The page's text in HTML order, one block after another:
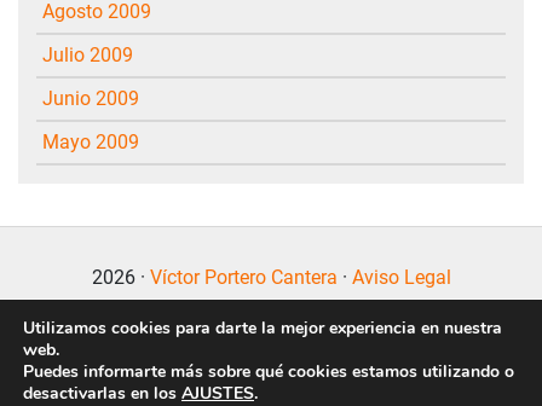
agosto 2009
julio 2009
junio 2009
mayo 2009
2026 · Víctor Portero Cantera · Aviso Legal
Utilizamos cookies para darte la mejor experiencia en nuestra
web.
Puedes informarte más sobre qué cookies estamos utilizando o
desactivarlas en los AJUSTES.